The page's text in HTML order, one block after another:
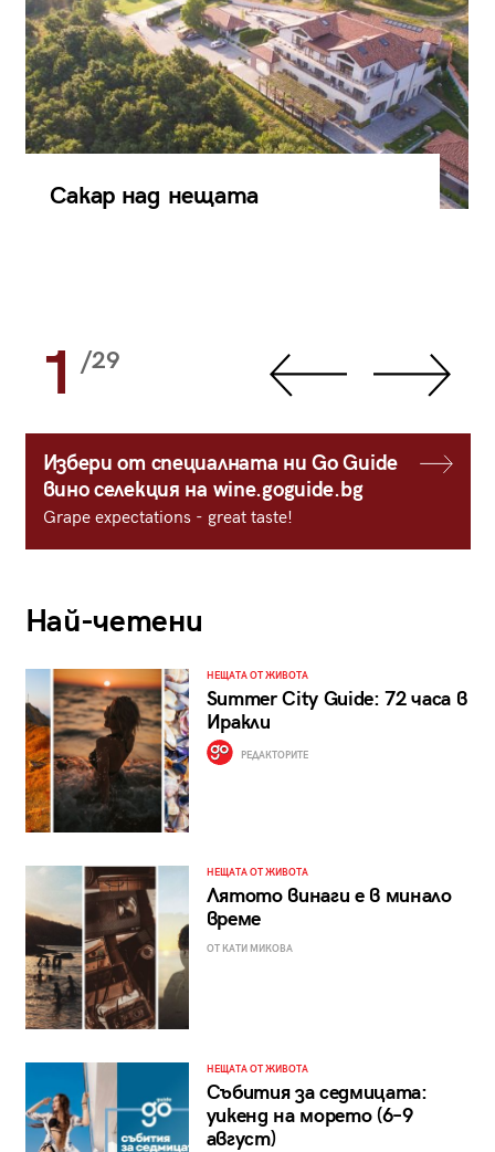
Сакар над нещата
1 /29
Избери от специалната ни Go Guide
вино селекция на wine.goguide.bg
Grape expectations - great taste!
Най-четени
НЕЩАТА ОТ ЖИВОТА
Summer City Guide: 72 часа в
Иракли
РЕДАКТОРИТЕ
НЕЩАТА ОТ ЖИВОТА
Лятото винаги е в минало
време
ОТ КАТИ МИКОВА
НЕЩАТА ОТ ЖИВОТА
Събития за седмицата:
уикенд на морето (6–9
август)